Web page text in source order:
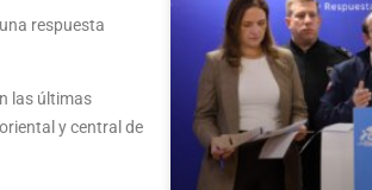
respuesta
las últimas
y central de